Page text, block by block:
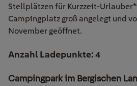
Stellplätzen für Kurzzeit-
Campingplatz groß angelegt und
November geöffnet.
Anzahl Ladepunkte: 4
Campingpark im Bergischen